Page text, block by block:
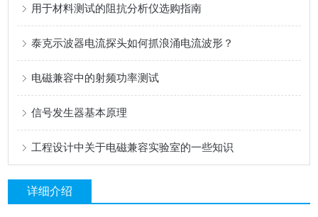
用于材料测试的阻抗分析仪选购指南
泰克示波器电流探头如何抓浪涌电流波形？
电磁兼容中的射频功率测试
信号发生器基本原理
工程设计中关于电磁兼容实验室的一些知识
详细介绍